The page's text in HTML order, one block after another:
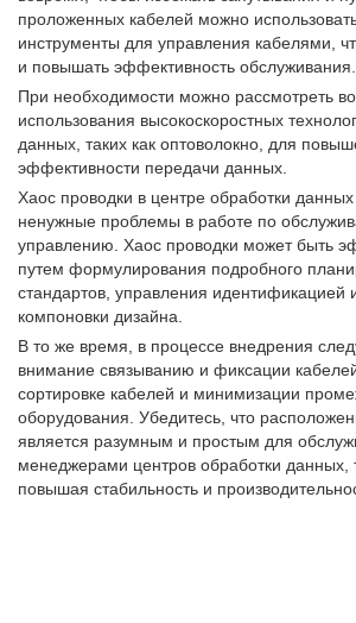
проложенных кабелей можно
инструменты для управления кабелями,
и повышать эффективность обслуживания.
При необходимости можно рассмотреть
использования высокоскоростных
данных, таких как оптоволокно, для
эффективности передачи данных.
Хаос проводки в центре обработки
ненужные проблемы в работе по
управлению. Хаос проводки может быть
путем формулирования подробного
стандартов, управления идентификацией
компоновки дизайна.
В то же время, в процессе внедрения
внимание связыванию и фиксации
сортировке кабелей и минимизации
оборудования. Убедитесь, что
является разумным и простым для
менеджерами центров обработки
повышая стабильность и